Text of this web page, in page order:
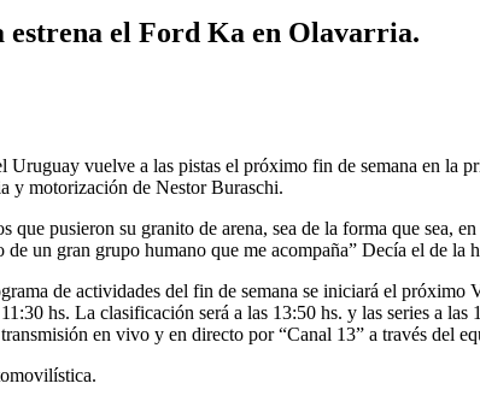
estrena el Ford Ka en Olavarria.
vuelve a las pistas el próximo fin de semana en la
y motorización de Nestor Buraschi​.
que pusieron su granito de arena, sea de la forma que sea,
de un gran grupo humano que me acompaña” Decía el de la
de actividades del fin de semana se iniciará el
hs. La clasificación será a las 13:50 hs. y las series a
en vivo y en directo por “Canal 13” a través del